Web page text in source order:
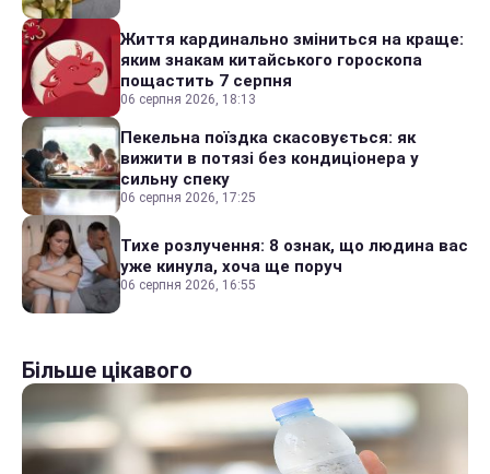
Життя кардинально зміниться на краще:
яким знакам китайського гороскопа
пощастить 7 серпня
06 серпня 2026, 18:13
Пекельна поїздка скасовується: як
вижити в потязі без кондиціонера у
сильну спеку
06 серпня 2026, 17:25
Тихе розлучення: 8 ознак, що людина вас
уже кинула, хоча ще поруч
06 серпня 2026, 16:55
Більше цікавого